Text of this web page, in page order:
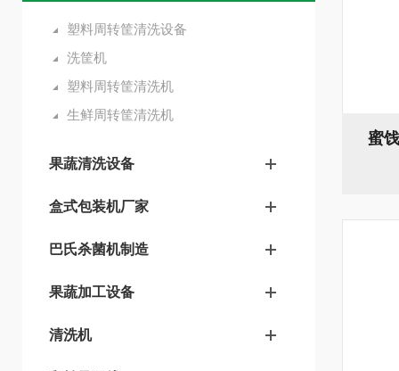
塑料周转筐清洗设备
洗筐机
塑料周转筐清洗机
生鲜周转筐清洗机
果蔬清洗设备
盒式包装机厂家
巴氏杀菌机制造
果蔬加工设备
清洗机
蜜